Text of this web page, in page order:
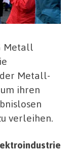
Metall
Metall-
ihren
verleihen.